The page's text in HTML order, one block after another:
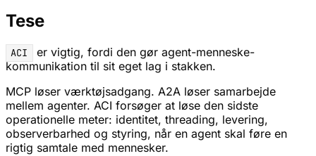
Tese
ACI
er vigtig, fordi den gør agent-menneske-
kommunikation til sit eget lag i stakken.
MCP løser værktøjsadgang. A2A løser samarbejde
mellem agenter. ACI forsøger at løse den sidste
operationelle meter: identitet, threading, levering,
observerbarhed og styring, når en agent skal føre en
rigtig samtale med mennesker.